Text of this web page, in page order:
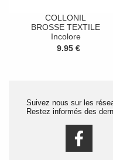
COLLONIL
BROSSE TEXTILE
Incolore
9.95 €
Suivez nous sur les
Restez informés des